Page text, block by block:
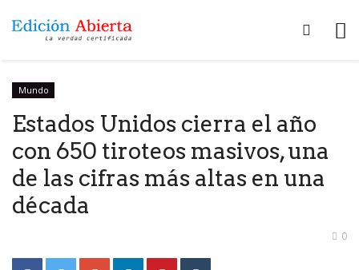
Mundo
Estados Unidos cierra el año
con 650 tiroteos masivos, una
de las cifras más altas en una
década
0